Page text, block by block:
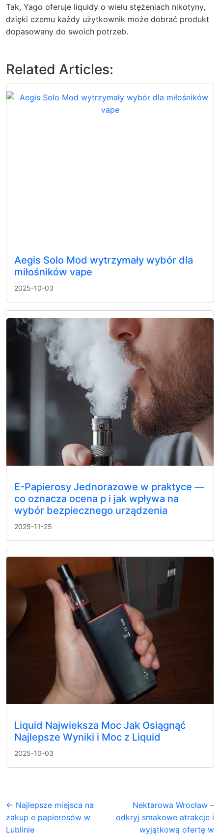
Tak, Yago oferuje liquidy o wielu stężeniach nikotyny,
dzięki czemu każdy użytkownik może dobrać produkt
dopasowany do swoich potrzeb.
Related Articles:
Aegis Solo Mod wytrzymały wybór dla
miłośników vape
2025-10-03
E-Papierosy Jednorazowe w praktyce —
co oznacza ocena p i jak wpływa na
wybór bezpiecznego urządzenia
2025-11-25
Liquid Najwieksza Moc Jak Osiągnąć
Najlepsze Wyniki i Moc z Liquid
2025-10-03
← Najlepsze miejsca na
zakup e papierosów w
Lublinie
Nektarowa Wrocław –
odkryj smakowe atrakcje i
wyjątkową ofertę w